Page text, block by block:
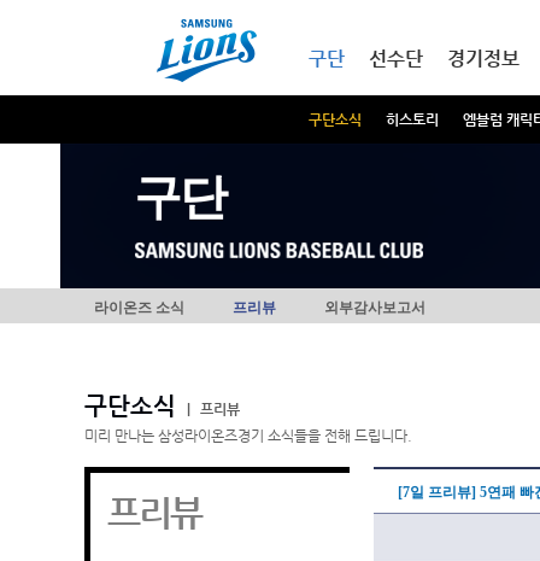
구단
구단소식 히스토리 엠블럼 캐릭
선수단 경기정보
구단
라이온즈 소식 프리뷰 외부감사보고서
구단소식
프리뷰
미리 만나는 삼성라이온즈경기 소식들을 전해 드립니다.
프리뷰 [7일 프리뷰] 5연패